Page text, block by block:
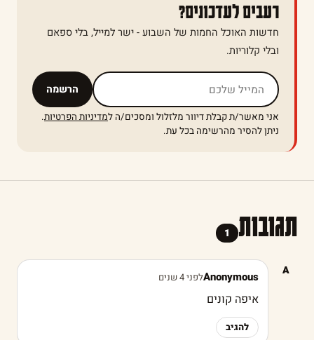
רעבים לעדכונים?
חדשות האוכל החמות של השבוע - ישר למייל, בלי ספאם
ובלי קלוריות.
הרשמה אל תמלאו שדה זה
אני מאשר/ת קבלת דיוור מלזלול ומסכים/ה למדיניות הפרטיות.
ניתן להסיר מהרשימה בכל עת.
תגובות 1
A
Anonymousלפני 4 שנים
איפה קונים
להגיב